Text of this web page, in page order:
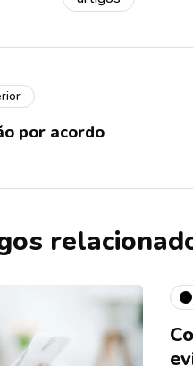
por acordo